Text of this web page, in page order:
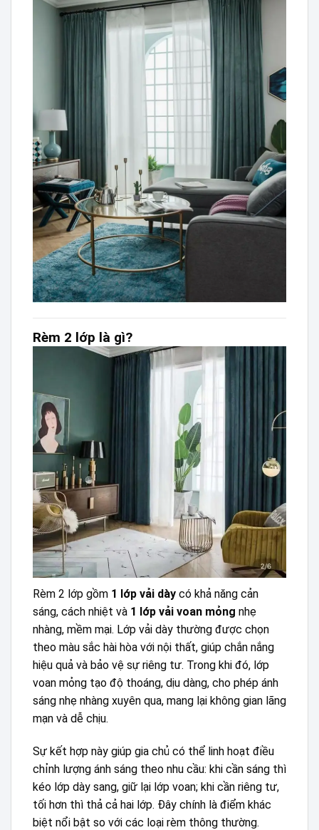
Rèm 2 lớp là gì?
Rèm 2 lớp gồm 1 lớp vải dày có khả năng cản
sáng, cách nhiệt và 1 lớp vải voan mỏng nhẹ
nhàng, mềm mại. Lớp vải dày thường được chọn
theo màu sắc hài hòa với nội thất, giúp chắn nắng
hiệu quả và bảo vệ sự riêng tư. Trong khi đó, lớp
voan mỏng tạo độ thoáng, dịu dàng, cho phép ánh
sáng nhẹ nhàng xuyên qua, mang lại không gian lãng
mạn và dễ chịu.
Sự kết hợp này giúp gia chủ có thể linh hoạt điều
chỉnh lượng ánh sáng theo nhu cầu: khi cần sáng thì
kéo lớp dày sang, giữ lại lớp voan; khi cần riêng tư,
tối hơn thì thả cả hai lớp. Đây chính là điểm khác
biệt nổi bật so với các loại rèm thông thường.